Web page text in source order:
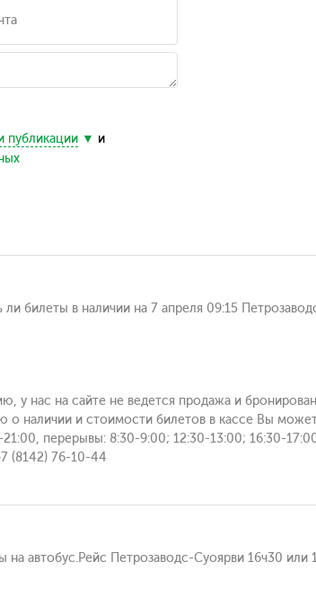
публикации
и
билеты в наличии на 7 апреля 09:15
у нас на сайте не ведется продажа и
о наличии и стоимости билетов в кассе Вы
перерывы: 8:30-9:00; 12:30-13:00; 16:30-
(8142) 76-10-44
автобус.Рейс Петрозаводс-Суоярви 16ч30 или